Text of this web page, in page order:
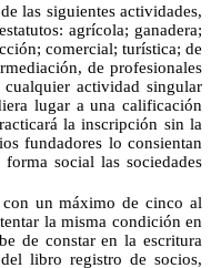
las siguientes actividades,
agrícola; ganadera;
comercial; turística; de
de profesionales
actividad singular
lugar a una calificación
la inscripción sin la
fundadores lo consientan
social las sociedades
con un máximo de cinco al
la misma condición en
de constar en la escritura
libro registro de socios,